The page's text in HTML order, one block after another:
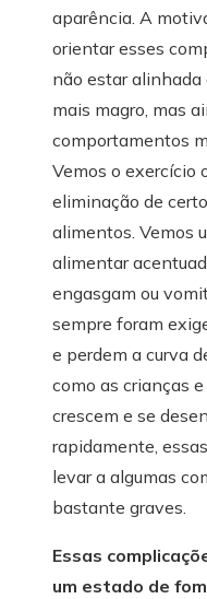
aparência. A
orientar esses
não estar
mais magro, mas
comportamentos
Vemos o exercício
eliminação de
alimentos. Vemos
alimentar
engasgam ou
sempre foram
e perdem a curva
como as crianças
crescem e se
rapidamente,
levar a algumas
bastante graves.
Essas
um estado de